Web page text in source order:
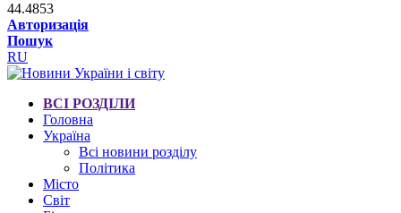
44.4853
Авторизація
Пошук
RU
ВСІ РОЗДІЛИ
Головна
Україна
Всі новини розділу
Політика
Місто
Світ